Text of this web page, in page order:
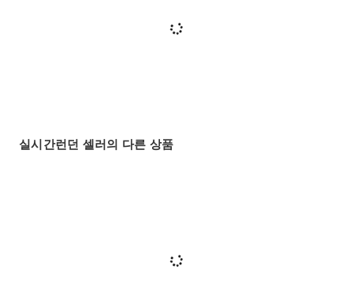
실시간런던 셀러의 다른 상품